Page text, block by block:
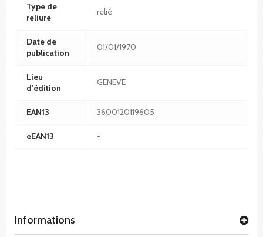
Type de
reliure
relié
Date de
publication
01/01/1970
Lieu
d'édition
GENEVE
EAN13 3600120119605
eEAN13 -
Informations